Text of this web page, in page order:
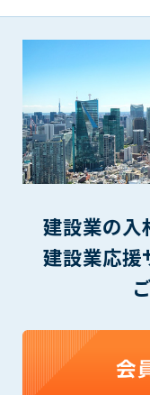
建設業の入
建設業応援
(2) 第三者または管
(3) 第三者または管
(4) 有害なコンピュー
(5) 第三者に不利益を
(6) 管理者が承認し
(7) 公序良俗に反する
(8) 犯罪的行為に結び
(9) その他、法律に反
を、営利を目的
に第三者に提供
第7条（登録内容の
管理者は、会員が登
(1) 登録されている
と管理者が、判
(2) 建設資料館の運